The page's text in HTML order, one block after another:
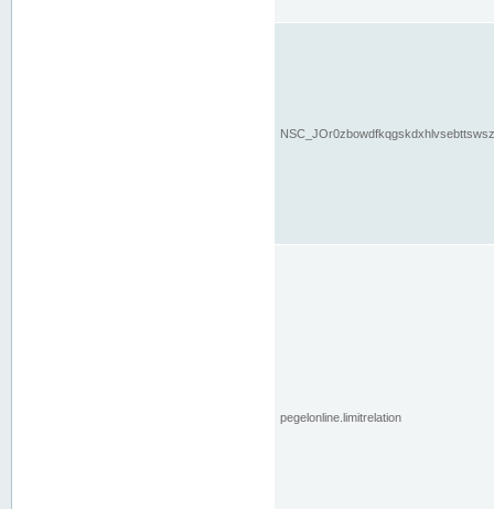
pegelonline.limitrelation